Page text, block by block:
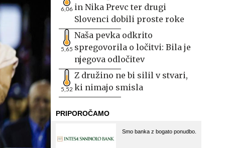
6,06 in Nika Prevc ter drugi
Slovenci dobili proste roke
5,65
Naša pevka odkrito
spregovorila o ločitvi: Bila je
njegova odločitev
5,52
Z družino ne bi silil v stvari,
ki nimajo smisla